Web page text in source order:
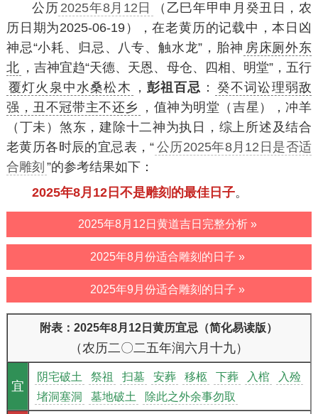
公历 2025年8月12日
（乙巳年甲申月癸丑日，农
历日期为2025-06-19），在老黄历的记载中，本日凶
神忌“小耗、归忌、八专、触水龙”，胎神 房床厕外东
北 ，吉神宜趋“天德、天恩、母仓、四相、明堂”，五行
覆灯火泉中水桑松木
， 彭祖百忌 ： 癸不词讼理弱敌
强，丑不冠带主不还乡
，值神为明堂（吉星），冲羊
（丁未）煞东，建除十二神为执日，综上所述及结合
老黄历各时辰的宜忌表，“ 公历2025年8月12日是否适
合雕刻 ”的参考结果如下：
2025年8月12日不是雕刻的最佳日子。
2025年8月12日黄道吉日完整分析 »
2025年8月份适合雕刻的日子 »
2025年9月份适合雕刻的日子 »
附表：2025年8月12日黄历宜忌（简化易读版）
（农历二〇二五年润六月十九）
宜
阴宅破土 祭祖 扫墓 安葬 移柩 下葬 入棺
入殓
堵洞塞洞
墓地破土
除此之外余事勿取